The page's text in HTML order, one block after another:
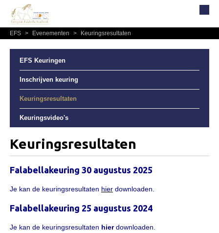
Home
Organisatie
Bestuur
Reglementen, statuten en formulieren
Lidmaatschap EFS
Informatie
Lid worden
Leden
Geografisch gebied
EFS > Evenementen > Keuringsresultaten
EFS Keuringen
Inschrijven keuring
Keuringsresultaten
Keuringsvideo's
Keuringsresultaten
Falabellakeuring 30 augustus 2025
Je kan de keuringsresultaten hierdownloaden.
Falabellakeuring 25 augustus 2024
Je kan de keuringsresultaten hier downloaden.